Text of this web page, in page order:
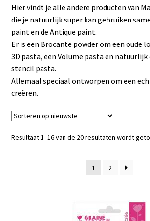
Frenchic
Sjablonen
Iron orchid designs
Maja’s Memories
Antique Paint
Maja’s Memories diversen
Maja’s Memories metallic pigments
Hier vindt je alle andere producten van
die je natuurlijk super kan gebruiken
paint en de Antique paint.
Er is een Brocante powder om een oude
3D pasta, een Volume pasta en natuurlijk
stencil pasta.
Allemaal speciaal ontworpen om een
creëren.
Resultaat 1–16 van de 20 resultaten wordt
1
2